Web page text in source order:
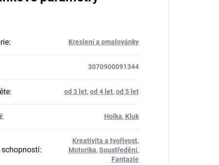
: Kreslení a omalovánky
3070900091344
: od 3 let,od 4 let,od 5 let
: Holka, Kluk
:
Kreativita a tvořivost,
Motorika,Soustředění,
Fantazie